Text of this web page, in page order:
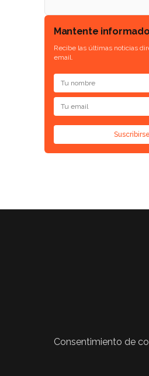
Mantente informado
Recibe las últimas noticias
email.
Suscribirse
Consentimiento de